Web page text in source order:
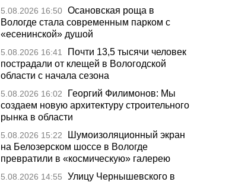
5.08.2026 16:50 Осановская роща в
Вологде стала современным парком с
«есенинской» душой
5.08.2026 16:41
Почти 13,5 тысячи человек
пострадали от клещей в Вологодской
области с начала сезона
5.08.2026 16:02
Георгий Филимонов: Мы
создаем новую архитектуру строительного
рынка в области
5.08.2026 15:22
Шумоизоляционный экран
на Белозерском шоссе в Вологде
превратили в «космическую» галерею
5.08.2026 14:55
Улицу Чернышевского в